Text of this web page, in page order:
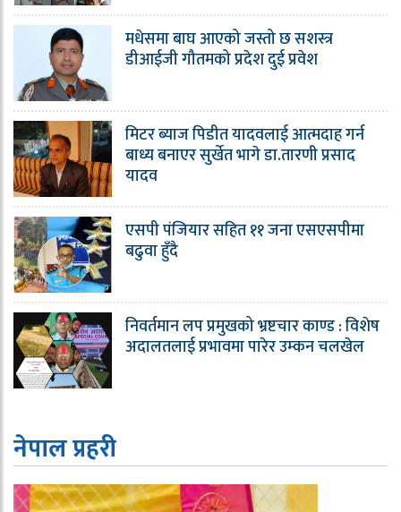
मधेसमा बाघ आएको जस्तो छ सशस्त्र
डीआईजी गौतमको प्रदेश दुई प्रवेश
मिटर ब्याज पिडीत यादवलाई आत्मदाह गर्न
बाध्य बनाएर सुर्खेत भागे डा.तारणी प्रसाद
यादव
एसपी पंजियार सहित ११ जना एसएसपीमा
बढुवा हुँदै
निवर्तमान लप प्रमुखको भ्रष्टचार काण्ड : विशेष
अदालतलाई प्रभावमा पारेर उम्कन चलखेल
नेपाल प्रहरी